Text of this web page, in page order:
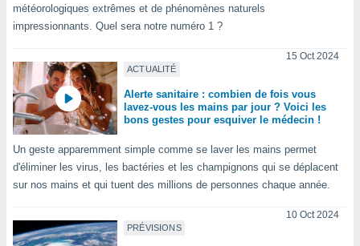
sur
Pour ce
à
«
» ou
météorologiques extrêmes et de phénomènes naturels
impressionnants. Quel sera notre numéro 1 ?
ACTUALITÉ
15 Oct 2024
Alerte sanitaire : combien de fois vous
lavez-vous les mains par jour ? Voici les
bons gestes pour esquiver le médecin !
Un geste apparemment simple comme se laver les mains permet
d'éliminer les virus, les bactéries et les champignons qui se déplacent
sur nos mains et qui tuent des millions de personnes chaque année.
PRÉVISIONS
10 Oct 2024